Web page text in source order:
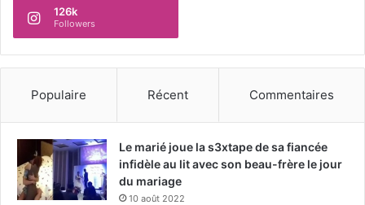
126k
Followers
Populaire Récent Commentaires
Le marié joue la s3xtape de sa fiancée
infidèle au lit avec son beau-frère le jour
du mariage
10 août 2022